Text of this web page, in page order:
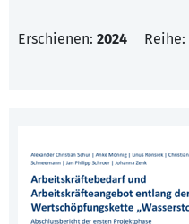
Erschienen: 2024 Reihe: